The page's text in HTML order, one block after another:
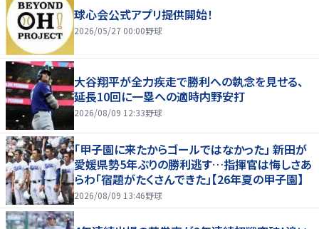
球心会公式アプリ提供開始！
2026/05/27 00:00野球
大谷翔平が全力疾走で勝利への執念を見せる、
延長10回に一塁への適時内野安打
2026/08/09 12:33野球
「甲子園に来たからゴールではなかった」 新田が
愛媛県勢5年ぶりの勝利逃す…指揮官は悔しさあ
らわ「宿題がたくさんできた」【26年夏の甲子園】
2026/08/09 13:46野球